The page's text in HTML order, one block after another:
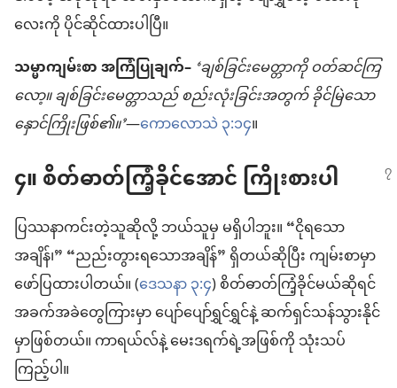
လေးကို ပိုင်ဆိုင်ထားပါပြီ။
သမ္မာကျမ်းစာ အကြံပြုချက်– ‘ချစ်ခြင်းမေတ္တာကို ဝတ်ဆင်ကြ
လော့။ ချစ်ခြင်းမေတ္တာသည် စည်းလုံးခြင်းအတွက် ခိုင်မြဲသော
နှောင်ကြိုးဖြစ်၏။’—ကောလောသဲ ၃:၁၄။
၄။ စိတ်ဓာတ်ကြံ့ခိုင်အောင် ကြိုးစားပါ
ပြဿနာကင်းတဲ့သူဆိုလို့ ဘယ်သူမှ မရှိပါဘူး။ “ငိုရသော
အချိန်၊” “ညည်းတွားရသောအချိန်” ရှိတယ်ဆိုပြီး ကျမ်းစာမှာ
ဖော်ပြထားပါတယ်။ (ဒေသနာ ၃:၄) စိတ်ဓာတ်ကြံ့ခိုင်မယ်ဆိုရင်
အခက်အခဲတွေကြားမှာ ပျော်ပျော်ရွှင်ရွှင်နဲ့ ဆက်ရှင်သန်သွားနိုင်
မှာဖြစ်တယ်။ ကာရယ်လ်နဲ့ မေးဒရက်ရဲ့အဖြစ်ကို သုံးသပ်
ကြည့်ပါ။